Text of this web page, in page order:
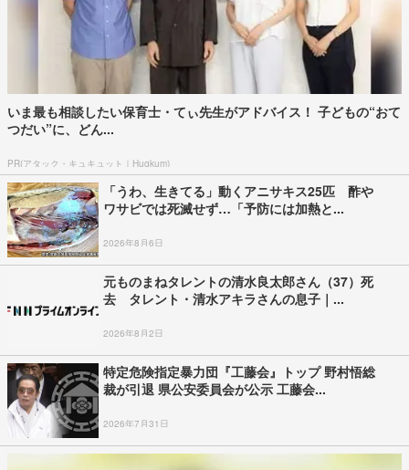
いま最も相談したい保育士・てぃ先生がアドバイス！ 子どもの“おて
つだい”に、どん...
PR(アタック・キュキュット｜Hugkum)
「うわ、生きてる」動くアニサキス25匹 酢や
ワサビでは死滅せず…「予防には加熱と...
2026年8月6日
元ものまねタレントの清水良太郎さん（37）死
去 タレント・清水アキラさんの息子｜...
2026年8月2日
特定危険指定暴力団『工藤会』トップ 野村悟総
裁が引退 県公安委員会が公示 工藤会...
2026年7月31日